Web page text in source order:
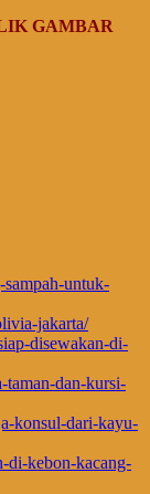
GAMBAR
untuk-
jakarta/
disewakan-di-
dan-kursi-
konsul-dari-kayu-
di-kebon-kacang-